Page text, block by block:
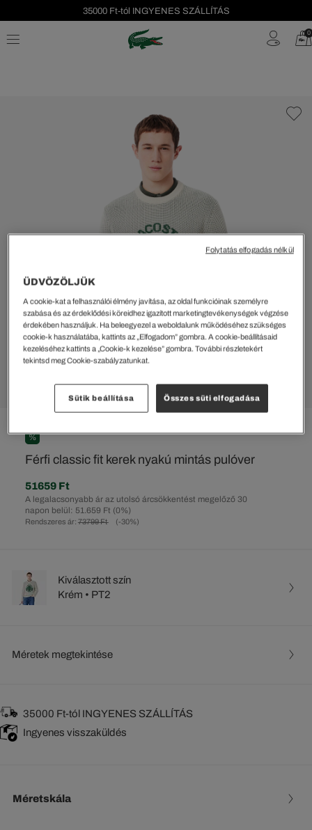
35000 Ft-tól INGYENES SZÁLLÍTÁS
Szezonális leárazás akár -40%! 0
%
Férfi classic fit kerek nyakú mintás pulóver
Rendszeres ár: 73799 Ft (-30%)
A legalacsonyabb ár az utolsó árcsökkentést megelőző 30
napon belül: 51.659 Ft (0%)
51659 Ft
Kiválasztott szín
Krém • PT2
Méretek megtekintése
35000 Ft-tól INGYENES SZÁLLÍTÁS
Ingyenes visszaküldés
Méretskála
ÜDVÖZÖLJÜK
A cookie-kat a felhasználói élmény javítása, az oldal funkcióinak személyre
szabása és az érdeklődési köreidhez igazított marketingtevékenységek végzése
érdekében használjuk. Ha beleegyezel a weboldalunk működéséhez szükséges
cookie-k használatába, kattints az „Elfogadom” gombra. A cookie-beállításaid
kezeléséhez kattints a „Cookie-k kezelése” gombra. További részletekért
tekintsd meg Cookie-szabályzatunkat.
Sütik beállítása Összes süti elfogadása
Folytatás elfogadás nélkül